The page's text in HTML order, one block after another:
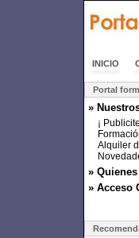
INICIO
Portal
»
¡
Alquiler
»
» Acceso